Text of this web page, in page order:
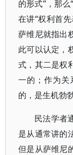
的形式”，那
在讲“权利首
萨维尼就指出
此可以认定，
式，其二是权
一的；作为关
的，是生机勃勃
民法学者
是从通常讲的
但是从萨维尼